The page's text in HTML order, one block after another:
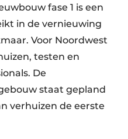
fase 1 is een
in de vernieuwing
Voor Noordwest
testen en
De
staat gepland
verhuizen de eerste